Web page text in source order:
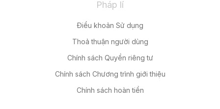
Pháp lí
Điều khoản Sử dụng
Thoả thuận người dùng
Chính sách Quyền riêng tư
Chính sách Chương trình giới thiệu
Chính sách hoàn tiền